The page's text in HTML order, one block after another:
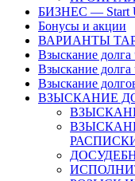
БИЗНЕС — Start
Бонусы и акции
ВАРИАНТЫ
Взыскание долга
Взыскание долга
Взыскание
ВЗЫСКАНИЕ